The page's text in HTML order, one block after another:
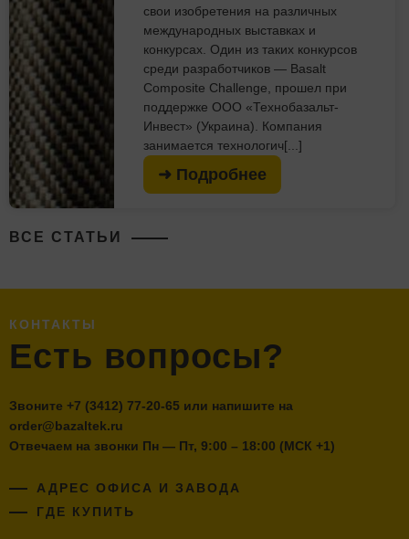
свои изобретения на различных
международных выставках и
конкурсах. Один из таких конкурсов
среди разработчиков — Basalt
Composite Challenge, прошел при
поддержке ООО «Технобазальт-
Инвест» (Украина). Компания
занимается технологич[...]
➜ Подробнее
ВСЕ СТАТЬИ
КОНТАКТЫ
Есть вопросы?
Звоните +7 (3412) 77-20-65 или напишите на
order@bazaltek.ru
Отвечаем на звонки Пн — Пт, 9:00 – 18:00 (МСК +1)
АДРЕС ОФИСА И ЗАВОДА
ГДЕ КУПИТЬ